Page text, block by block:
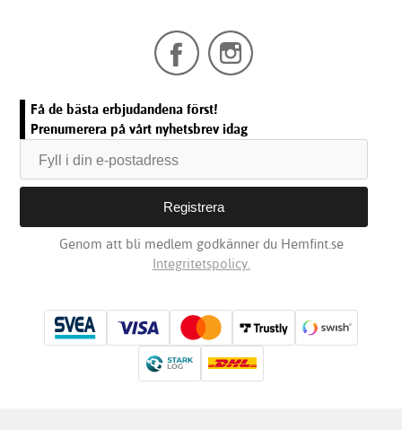
Få de bästa erbjudandena först!
Prenumerera på vårt nyhetsbrev idag
Genom att bli medlem godkänner du Hemfint.se
Integritetspolicy.